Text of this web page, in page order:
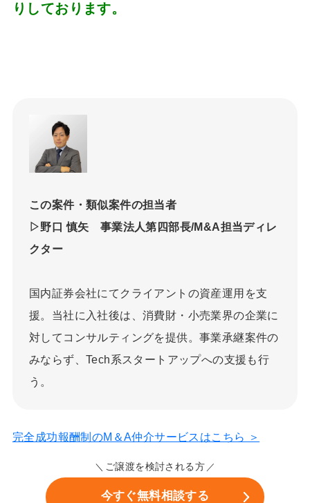
りしております。
この案件・類似案件の担当者
▷野口 慎矢 事業法人第四部長/M&A担当ディレ
クター
国内証券会社にてクライアントの資産運用を支
援。当社に入社後は、消費財・小売業界の企業に
対してコンサルティングを提供。事業承継案件の
みならず、Tech系スタートアップへの支援も行
う。
完全成功報酬制のM＆A仲介サービスはこちら ＞
ご譲渡を検討される方
今すぐ無料相談する